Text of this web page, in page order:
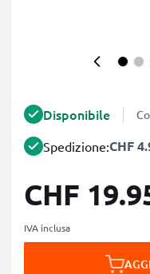
Disponibile
Spedizione:CHF
CHF
IVA inclusa